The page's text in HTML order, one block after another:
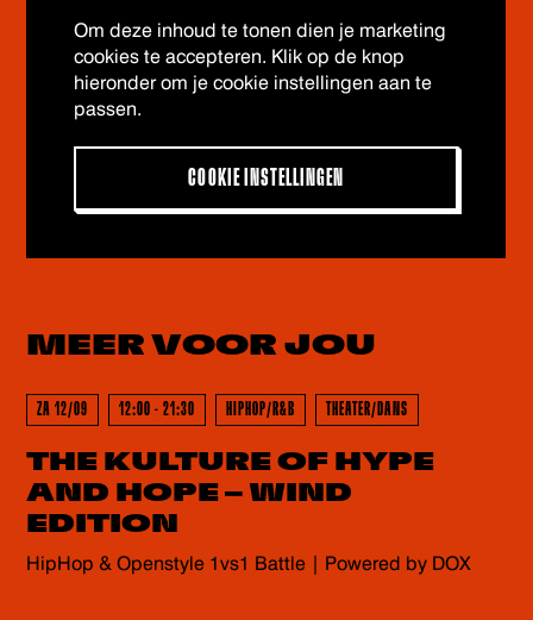
Om deze inhoud te tonen dien je marketing
cookies te accepteren. Klik op de knop
hieronder om je cookie instellingen aan te
passen.
COOKIE INSTELLINGEN
MEER VOORJOU
ZA 12/09 12:00 - 21:30 HIPHOP/R&B THEATER/DANS
THE KULTURE OF HYPE
AND HOPE – WIND
EDITION
HipHop & Openstyle 1vs1 Battle | Powered by DOX